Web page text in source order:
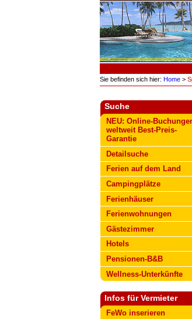
Sie befinden sich hier: Home>
Suche
NEU: Online-
weltweit Best-Preis-
Garantie
Detailsuche
Ferien auf dem Land
Campingplätze
Ferienhäuser
Ferienwohnungen
Gästezimmer
Hotels
Pensionen-B&B
Wellness-Unterkünfte
Infos für Vermieter
FeWo inserieren